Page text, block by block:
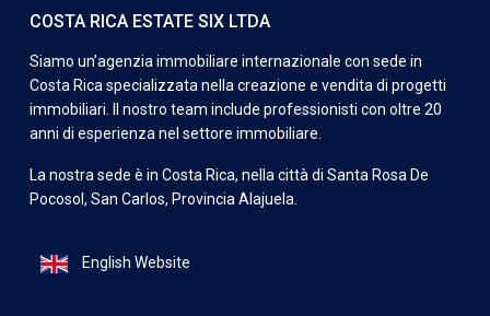
COSTA RICA ESTATE SIX LTDA
Siamo un’agenzia immobiliare internazionale con sede in
Costa Rica specializzata nella creazione e vendita di progetti
immobiliari. Il nostro team include professionisti con oltre 20
anni di esperienza nel settore immobiliare.
La nostra sede è in Costa Rica, nella città di Santa Rosa De
Pocosol, San Carlos, Provincia Alajuela.
English Website